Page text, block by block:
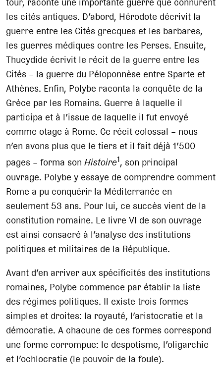
les cités antiques. D’abord, Hérodote décrivit la
guerre entre les Cités grecques et les barbares,
les guerres médiques contre les Perses. Ensuite,
Thucydide écrivit le récit de la guerre entre les
Cités – la guerre du Péloponnèse entre Sparte et
Athènes. Enfin, Polybe raconta la conquête de la
Grèce par les Romains. Guerre à laquelle il
participa et à l’issue de laquelle il fut envoyé
comme otage à Rome. Ce récit colossal – nous
n’en avons plus que le tiers et il fait déjà 1’500
pages – forma sonHistoire1, son principal
ouvrage. Polybe y essaye de comprendre comment
Rome a pu conquérir la Méditerranée en
seulement 53 ans. Pour lui, ce succès vient de la
constitution romaine. Le livre VI de son ouvrage
est ainsi consacré à l’analyse des institutions
politiques et militaires de la République.
Avant d’en arriver aux spécificités des institutions
romaines, Polybe commence par établir la liste
des régimes politiques. Il existe trois formes
simples et droites: la royauté, l’aristocratie et la
démocratie. A chacune de ces formes correspond
une forme corrompue: le despotisme, l’oligarchie
et l’ochlocratie (le pouvoir de la foule).